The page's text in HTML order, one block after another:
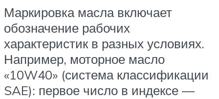
Маркировка масла включает
обозначение рабочих
характеристик в разных условиях.
Например, моторное масло
«10W40» (система классификации
SAE): первое число в индексе —